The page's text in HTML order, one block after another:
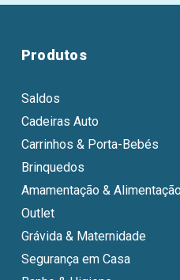
Produtos
Saldos
Cadeiras Auto
Carrinhos & Porta-Bebés
Brinquedos
Amamentação &
Outlet
Grávida & Maternidade
Segurança em Casa